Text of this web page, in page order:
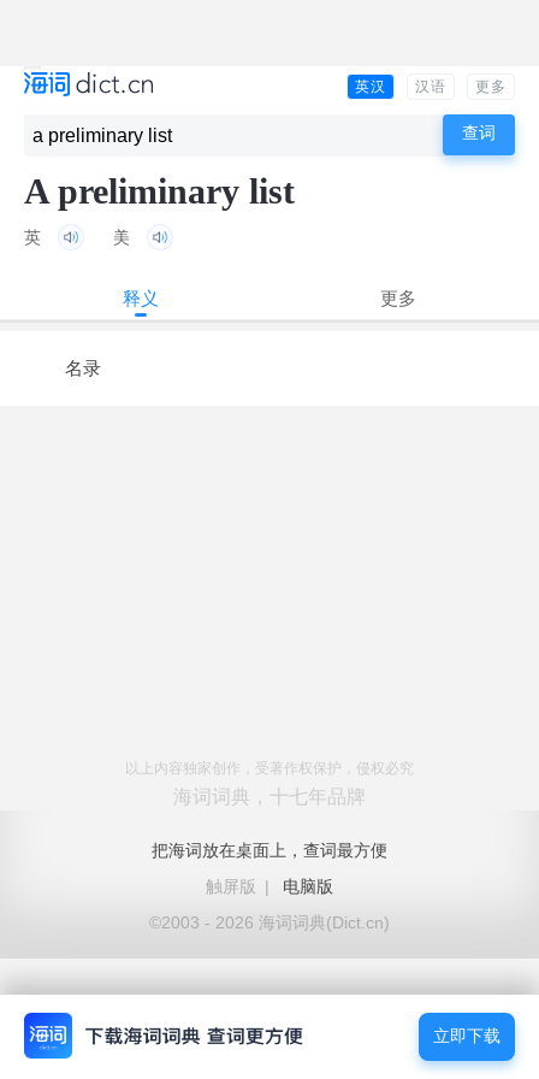
英汉 汉语 更多
A preliminary list
英 美
释义 更多
名录
以上内容独家创作，受著作权保护，侵权必究
海词词典，十七年品牌
把海词放在桌面上，查词最方便
触屏版
|
电脑版
©2003 - 2026 海词词典(Dict.cn)
立即下载
立即下载